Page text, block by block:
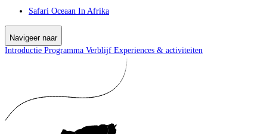
Safari Oceaan In Afrika
Navigeer naar
Introductie Programma Verblijf Experiences & activiteiten